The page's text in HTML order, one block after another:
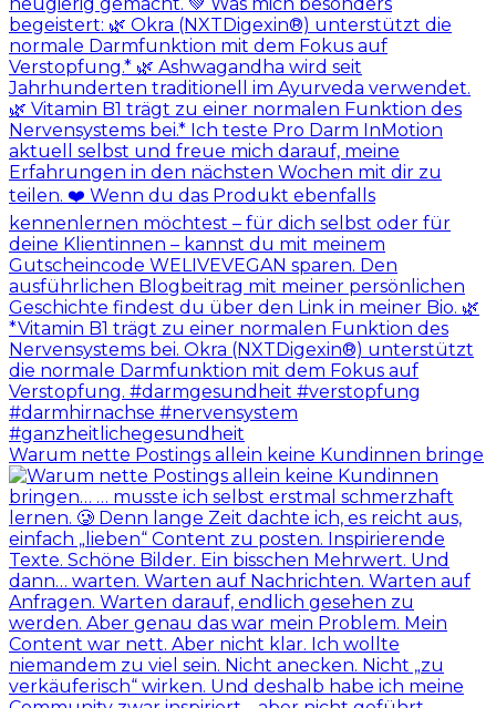
Warum nette Postings allein keine Kundinnen bringe